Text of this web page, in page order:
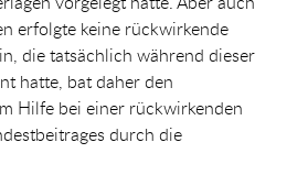
erfolgte keine rückwirkende
die tatsächlich während dieser
hatte, bat daher den
Hilfe bei einer rückwirkenden
durch die